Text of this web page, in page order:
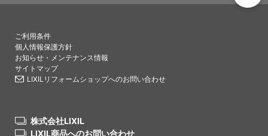
ご利用条件
個人情報保護方針
お知らせ・メンテナンス情報
サイトマップ
LIXILリフォームショップへのお問い合わせ
株式会社LIXIL
LIXIL商品へのお問い合わせ